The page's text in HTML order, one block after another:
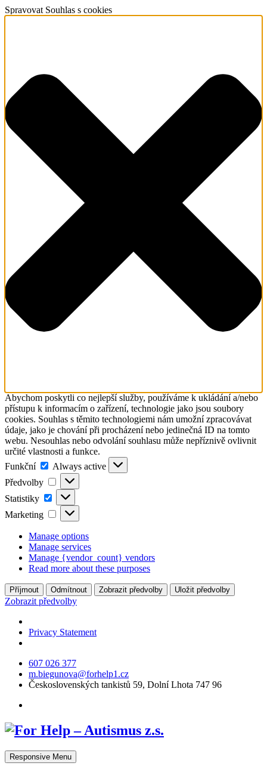
Spravovat Souhlas s cookies
Abychom poskytli co nejlepší služby, používáme k ukládání a/nebo
přístupu k informacím o zařízení, technologie jako jsou soubory
cookies. Souhlas s těmito technologiemi nám umožní zpracovávat
údaje, jako je chování při procházení nebo jedinečná ID na tomto
webu. Nesouhlas nebo odvolání souhlasu může nepříznivě ovlivnit
určité vlastnosti a funkce.
Funkční
Funkční
Always active
Předvolby
Předvolby
Statistiky Statistiky
Marketing Marketing
Manage options
Manage services
Manage {vendor_count} vendors
Read more about these purposes
Příjmout Odmítnout Zobrazit předvolby Uložit předvolby
Zobrazit předvolby
Privacy Statement
607 026 377
m.biegunova@forhelp1.cz
Československých tankistů 59, Dolní Lhota 747 96
Responsive Menu